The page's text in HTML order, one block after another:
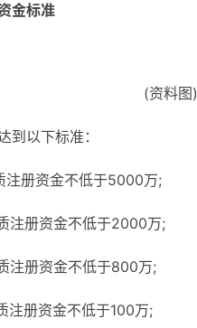
金标准
(资料图)
到以下标准：
注册资金不低于5000万;
注册资金不低于2000万;
注册资金不低于800万;
注册资金不低于100万;